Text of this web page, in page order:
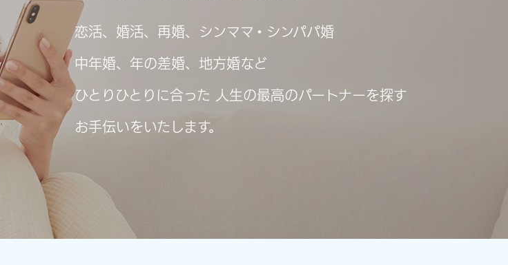
恋活、婚活、再婚、シンママ・シンパパ婚
中年婚、年の差婚、地方婚など
ひとりひとりに合った 人生の最高のパートナーを探す
お手伝いをいたします。